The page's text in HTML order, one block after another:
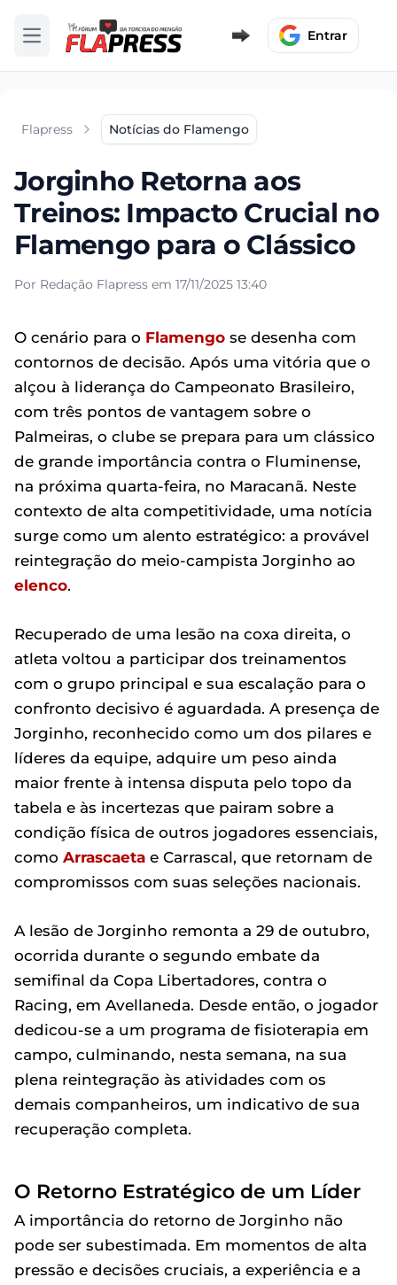
Abrir menu Entrar
Flapress Notícias do Flamengo
Jorginho Retorna aos
Treinos: Impacto Crucial no
Flamengo para o Clássico
Por Redação Flapress em 17/11/2025 13:40
O cenário para o Flamengo se desenha com
contornos de decisão. Após uma vitória que o
alçou à liderança do Campeonato Brasileiro,
com três pontos de vantagem sobre o
Palmeiras, o clube se prepara para um clássico
de grande importância contra o Fluminense,
na próxima quarta-feira, no Maracanã. Neste
contexto de alta competitividade, uma notícia
surge como um alento estratégico: a provável
reintegração do meio-campista Jorginho ao
elenco.
Recuperado de uma lesão na coxa direita, o
atleta voltou a participar dos treinamentos
com o grupo principal e sua escalação para o
confronto decisivo é aguardada. A presença de
Jorginho, reconhecido como um dos pilares e
líderes da equipe, adquire um peso ainda
maior frente à intensa disputa pelo topo da
tabela e às incertezas que pairam sobre a
condição física de outros jogadores essenciais,
como Arrascaeta e Carrascal, que retornam de
compromissos com suas seleções nacionais.
A lesão de Jorginho remonta a 29 de outubro,
ocorrida durante o segundo embate da
semifinal da Copa Libertadores, contra o
Racing, em Avellaneda. Desde então, o jogador
dedicou-se a um programa de fisioterapia em
campo, culminando, nesta semana, na sua
plena reintegração às atividades com os
demais companheiros, um indicativo de sua
recuperação completa.
O Retorno Estratégico de um Líder
A importância do retorno de Jorginho não
pode ser subestimada. Em momentos de alta
pressão e decisões cruciais, a experiência e a